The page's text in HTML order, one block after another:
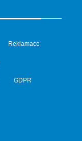
Reklamace
GDPR